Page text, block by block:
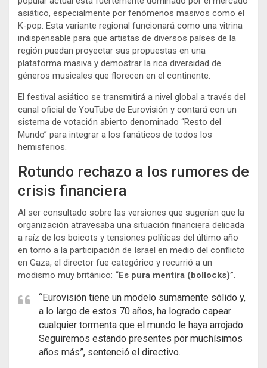
asiático, especialmente por fenómenos masivos como el
K-pop. Esta variante regional funcionará como una vitrina
indispensable para que artistas de diversos países de la
región puedan proyectar sus propuestas en una
plataforma masiva y demostrar la rica diversidad de
géneros musicales que florecen en el continente.
El festival asiático se transmitirá a nivel global a través del
canal oficial de YouTube de Eurovisión y contará con un
sistema de votación abierto denominado “Resto del
Mundo” para integrar a los fanáticos de todos los
hemisferios.
Rotundo rechazo a los rumores de
crisis financiera
Al ser consultado sobre las versiones que sugerían que la
organización atravesaba una situación financiera delicada
a raíz de los boicots y tensiones políticas del último año
en torno a la participación de Israel en medio del conflicto
en Gaza, el director fue categórico y recurrió a un
modismo muy británico: “Es pura mentira (bollocks)”.
“Eurovisión tiene un modelo sumamente sólido y,
a lo largo de estos 70 años, ha logrado capear
cualquier tormenta que el mundo le haya arrojado.
Seguiremos estando presentes por muchísimos
años más”, sentenció el directivo.